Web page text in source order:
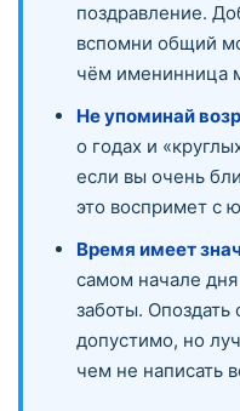
поздравление.
вспомни общий
чём именинница
Не упоминай
о годах и
если вы очень
это воспримет с
Время имеет
самом начале
заботы. Опоздать
допустимо, но
чем не написать